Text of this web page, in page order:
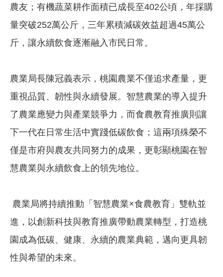
農友；有機蔬菜耕作面積已成長至402公頃，年採購
量突破252萬公斤，三年累積減碳效益超過45萬公
斤，讓永續飲食逐漸融入市民日常。
農業局長陳冠義表示，桃園農業不僅追求產量，更
重視品質、韌性與永續發展。智慧農業的導入提升
了農業應變力與產業競爭力，而食農教育推廣則讓
下一代在日常生活中實踐低碳飲食；這兩項殊榮不
僅是市府與農友共同努力的成果，更彰顯桃園在智
慧農業與永續飲食上的領先地位。
農業局將持續推動「智慧農業×食農教育」雙軌並
進，以創新科技與教育推廣帶動農業轉型，打造桃
園成為低碳、健康、永續的農業典範，邁向更具韌
性與希望的未來。